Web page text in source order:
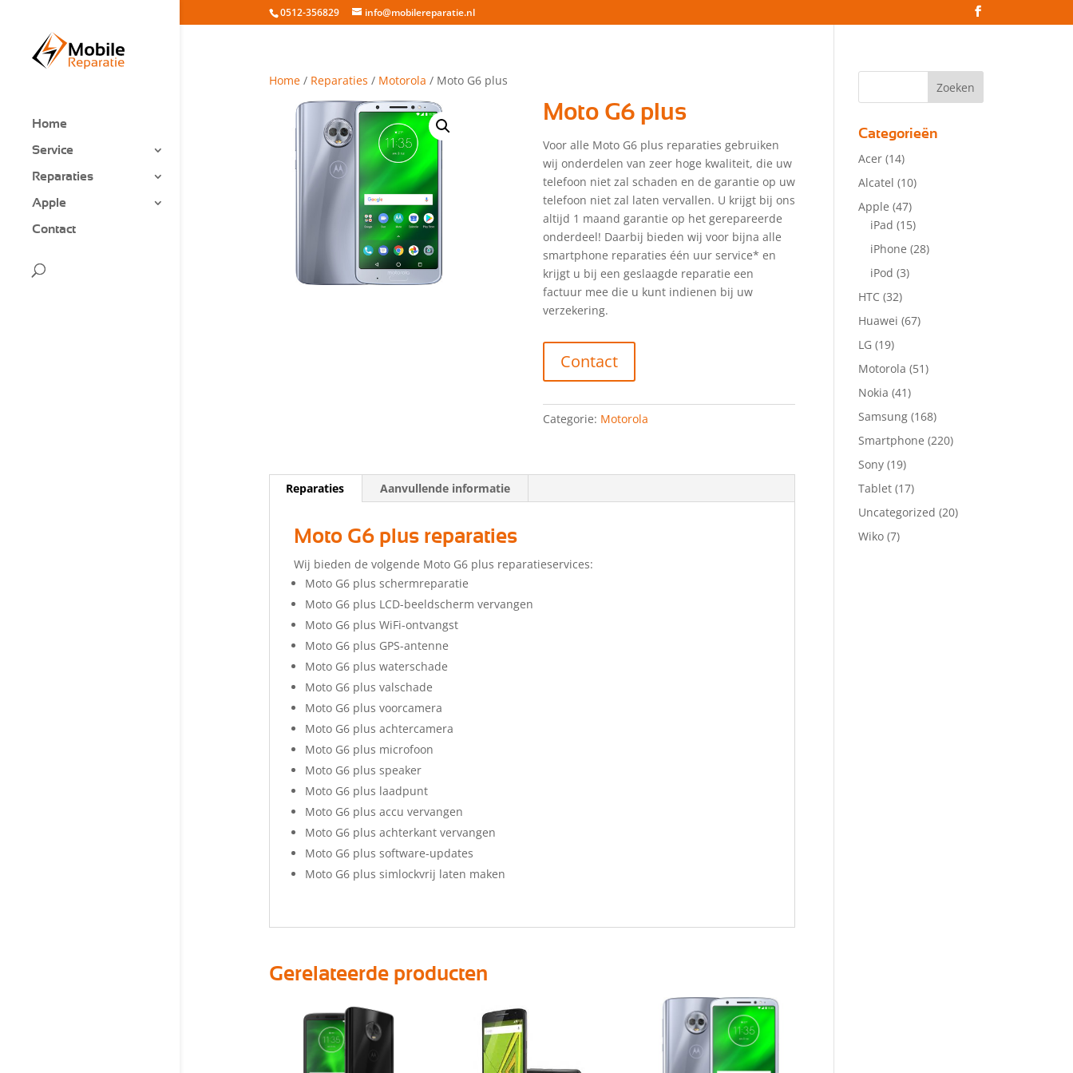
0512-356829 info@mobilereparatie.nl
Home
Service
Reparaties
Apple
Contact
Home/ Reparaties / Motorola / Moto G6 plus
Moto G6 plus
Voor alle Moto G6 plus reparaties gebruiken
wij onderdelen van zeer hoge kwaliteit, die uw
telefoon niet zal schaden en de garantie op uw
telefoon niet zal laten vervallen. U krijgt bij ons
altijd 1 maand garantie op het gerepareerde
onderdeel! Daarbij bieden wij voor bijna alle
smartphone reparaties één uur service* en
krijgt u bij een geslaagde reparatie een
factuur mee die u kunt indienen bij uw
verzekering.
Contact
Categorie: Motorola
Reparaties Aanvullende informatie
Moto G6 plus reparaties
Wij bieden de volgende Moto G6 plus reparatieservices:
Moto G6 plus schermreparatie
Moto G6 plus LCD-beeldscherm vervangen
Moto G6 plus WiFi-ontvangst
Moto G6 plus GPS-antenne
Moto G6 plus waterschade
Moto G6 plus valschade
Moto G6 plus voorcamera
Moto G6 plus achtercamera
Moto G6 plus microfoon
Moto G6 plus speaker
Moto G6 plus laadpunt
Moto G6 plus accu vervangen
Moto G6 plus achterkant vervangen
Moto G6 plus software-updates
Moto G6 plus simlockvrij laten maken
Gerelateerde producten
Categorieën
Acer (14)
Alcatel (10)
Apple (47)
iPad (15)
iPhone (28)
iPod (3)
HTC (32)
Huawei (67)
LG (19)
Motorola (51)
Nokia (41)
Samsung (168)
Smartphone (220)
Sony (19)
Tablet (17)
Uncategorized (20)
Wiko (7)